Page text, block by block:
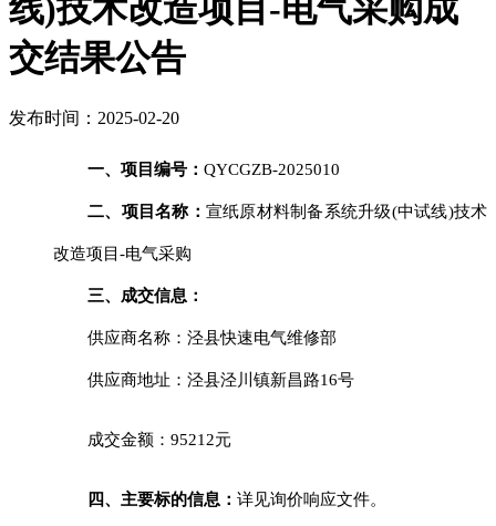
线)技术改造项目-电气采购成
交结果公告
发布时间：2025-02-20
一、 项目编号： QYCGZB-2025010
二、项目名称： 宣纸原材料制备系统升级(中试线)技术
改造项目-电气采购
三、成交信息：
供应商名称：泾县快速电气维修部
供应商地址：泾县泾川镇新昌路16号
成交金额： 95212元
四、主要标的信息： 详见询价响应文件。